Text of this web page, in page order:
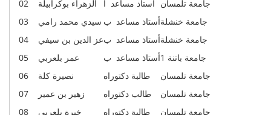
02
الزهراء بوكرابيلة أستاذ مساعد أ جامعة تلمسان
03
سيدي محمد رامي أستاذ مساعد بجامعة خنشلة
04
عز الدين بن سيفيأستاذ مساعد بجامعة خنشلة
05
عمر بلعربي أستاذ مساعد ب
جامعة باتنة 1
06
نصيرة كلة طالبة دكتوراه
جامعة تلمسان
07
زهير بن عمير طالب دكتوراه
جامعة تلمسان
08
خيرة بلعربي طالبة دكتوراه
جامعة تلمسان